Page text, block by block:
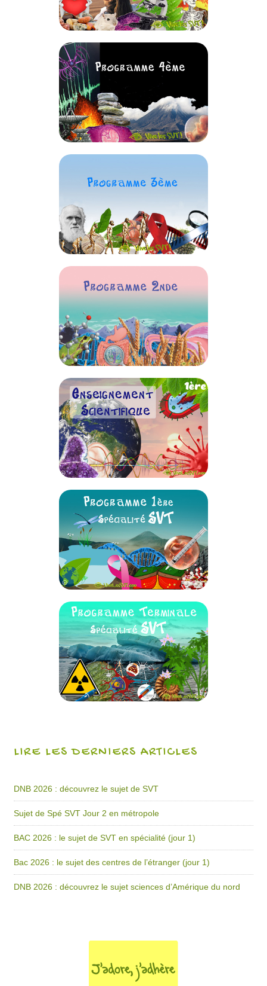
LIRE LES DERNIERS ARTICLES
DNB 2026 : découvrez le sujet de SVT
Sujet de Spé SVT Jour 2 en métropole
BAC 2026 : le sujet de SVT en spécialité (jour 1)
Bac 2026 : le sujet des centres de l’étranger (jour 1)
DNB 2026 : découvrez le sujet sciences d’Amérique du nord